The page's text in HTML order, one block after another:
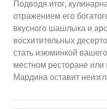
Подводя итог,
отражением его
вкусного шашлыка и
восхитительных
стать изюминкой
местном ресторане или
Мардина оставит